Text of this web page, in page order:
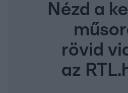
Nézd a
rövid
az